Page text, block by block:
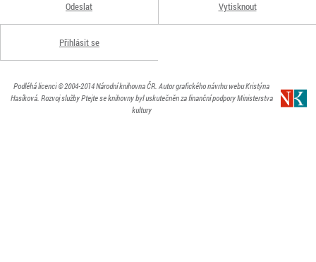
Odeslat Vytisknout
Přihlásit se
Podléhá licenci© 2004-2014Národní knihovna ČR. Autor grafického návrhu webu Kristýna
Hasíková. Rozvoj služby Ptejte se knihovny byl uskutečněn za finanční podpory Ministerstva
kultury